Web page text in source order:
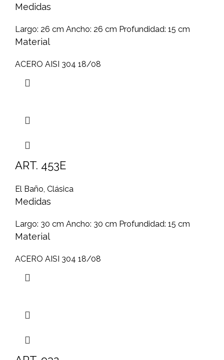
Medidas
Largo: 26 cm Ancho: 26 cm Profundidad: 15 cm
Material
ACERO AISI 304 18/08
ART. 453E
El Baño, Clásica
Medidas
Largo: 30 cm Ancho: 30 cm Profundidad: 15 cm
Material
ACERO AISI 304 18/08